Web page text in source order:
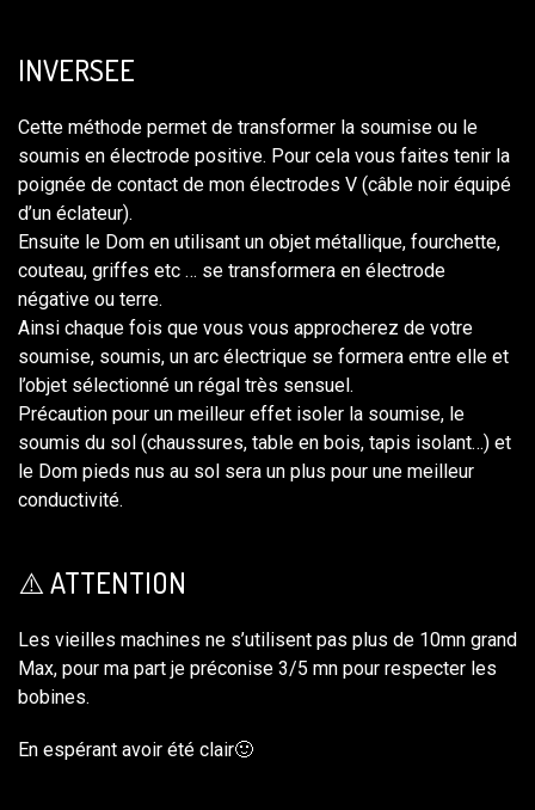
INVERSEE
Cette méthode permet de transformer la soumise ou le
soumis en électrode positive. Pour cela vous faites tenir la
poignée de contact de mon électrodes V (câble noir équipé
d’un éclateur).
Ensuite le Dom en utilisant un objet métallique, fourchette,
couteau, griffes etc … se transformera en électrode
négative ou terre.
Ainsi chaque fois que vous vous approcherez de votre
soumise, soumis, un arc électrique se formera entre elle et
l’objet sélectionné un régal très sensuel.
Précaution pour un meilleur effet isoler la soumise, le
soumis du sol (chaussures, table en bois, tapis isolant…) et
le Dom pieds nus au sol sera un plus pour une meilleur
conductivité.
⚠️ ATTENTION
Les vieilles machines ne s’utilisent pas plus de 10mn grand
Max, pour ma part je préconise 3/5 mn pour respecter les
bobines.
En espérant avoir été clair🙂